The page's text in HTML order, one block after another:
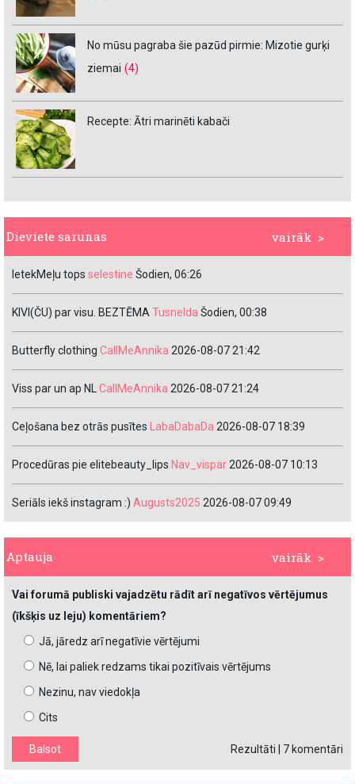
No mūsu pagraba šie pazūd pirmie: Mizotie gurķi
ziemai (4)
Recepte: Ātri marinēti kabači
vairāk >
Dieviete sarunas
IetekMeļu tops selestine Šodien, 06:26
KIVI(ČU) par visu. BEZTĒMATusnelda Šodien, 00:38
Butterfly clothing CallMeAnnika 2026-08-07 21:42
Viss par un ap NLCallMeAnnika 2026-08-07 21:24
Ceļošana bez otrās pusītes LabaDabaDa 2026-08-07 18:39
Procedūras pie elitebeauty_lips Nav_vispar2026-08-07 10:13
Seriāls iekš instagram :) Augusts2025 2026-08-07 09:49
vairāk >
Aptauja
Vai forumā publiski vajadzētu rādīt arī negatīvos vērtējumus
(īkšķis uz leju) komentāriem?
Jā, jāredz arī negatīvie vērtējumi
Nē, lai paliek redzams tikai pozitīvais vērtējums
Nezinu, nav viedokļa
Cits
Rezultāti 7 komentāri